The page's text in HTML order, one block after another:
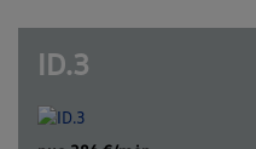
ID.3